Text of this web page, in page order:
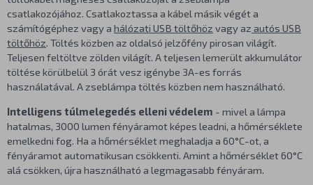
csatlakozójához. Csatlakoztassa a kábel másik végét a
számítógéphez vagy a hálózati USB töltőhöz vagy az autós USB
töltőhöz. Töltés közben az oldalsó jelzőfény pirosan világít.
Teljesen feltöltve zölden világít. A teljesen lemerült akkumulátor
töltése körülbelül 3 órát vesz igénybe 3A-es forrás
használatával. A zseblámpa töltés közben nem használható.
Intelligens túlmelegedés elleni védelem - mivel a lámpa
hatalmas, 3000 lumen fényáramot képes leadni, a hőmérséklete
emelkedni fog. Ha a hőmérséklet meghaladja a 60°C-ot, a
fényáramot automatikusan csökkenti. Amint a hőmérséklet 60°C
alá csökken, újra használható a legmagasabb fényáram.